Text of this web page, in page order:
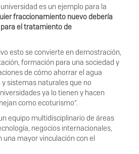
es un ejemplo para la
fraccionamiento nuevo debería
el tratamiento de
esto se convierte en demostración,
formación para una sociedad y
de cómo ahorrar el agua
sistemas naturales que no
ya lo tienen y hacen
como ecoturismo”.
equipo multidisciplinario de áreas
negocios internacionales,
mayor vinculación con el